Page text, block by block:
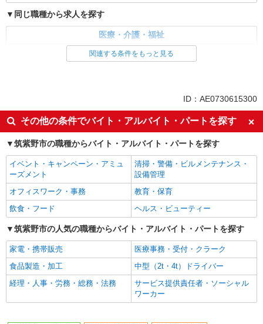
同じ職種から求人を探す
医療・介護・福祉
ボーナス・賞与あり
車通勤OK
交通費支給
社会保険あり
産休・育休取得実績あり
関連する条件をもっと見る
ID：AE0730615300
その他の条件でバイト・アルバイト・パートを探す
筑紫野市の職種からバイト・アルバイト・パートを探す
イベント・キャンペーン・アミュ
ーズメント
清掃・警備・ビルメンテナンス・
設備管理
オフィスワーク・事務
教育・保育
飲食・フード
ヘルス・ビューティー
筑紫野市の人気の職種からバイト・アルバイト・パートを探す
家電・携帯販売
医療事務・受付・クラーク
食品製造・加工
中型（2t・4t）ドライバー
経理・人事・労務・総務・法務
サービス提供責任者・ソーシャル
ワーカー